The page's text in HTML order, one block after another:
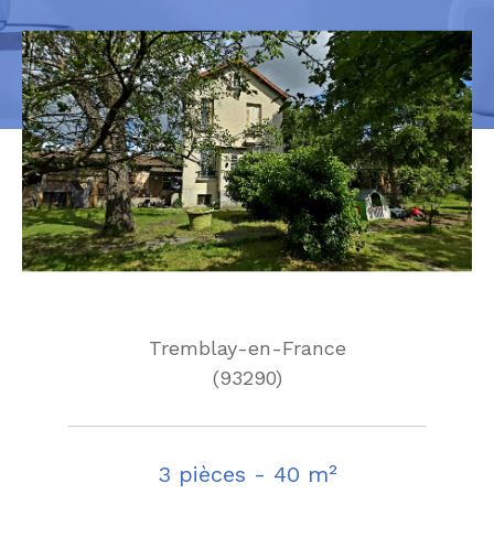
Tremblay-en-France
(93290)
3 pièces - 40 m²